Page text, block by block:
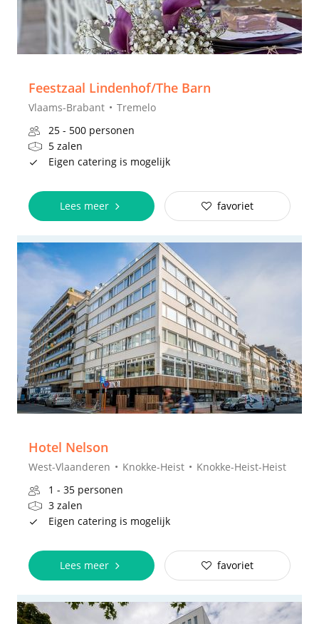
Feestzaal Lindenhof/The Barn
Vlaams-Brabant
Tremelo
25 - 500 personen
5 zalen
Eigen catering is mogelijk
Lees meer favoriet
Hotel Nelson
West-Vlaanderen Knokke-Heist
Knokke-Heist-Heist
1 - 35 personen
3 zalen
Eigen catering is mogelijk
Lees meer favoriet